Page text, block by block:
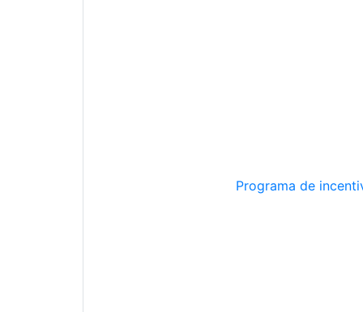
Programa de